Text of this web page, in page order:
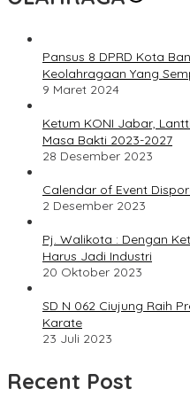
Pansus 8 DPRD Kota
Keolahragaan Yang
9 Maret 2024
Ketum KONI Jabar,
Masa Bakti 2023-2027
28 Desember 2023
Calendar of Event
2 Desember 2023
Pj. Walikota : Dengan
Harus Jadi Industri
20 Oktober 2023
SD N 062 Ciujung Raih
Karate
23 Juli 2023
Recent Post